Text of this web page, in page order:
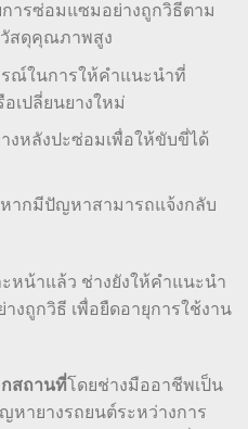
ารซ่อมแซมอย่างถูกวิธีตาม
สดุคุณภาพสูง
ณ์ในการให้คำแนะนำที่
เปลี่ยนยางใหม่
งหลังปะซ่อมเพื่อให้ขับขี่ได้
ากมีปัญหาสามารถแจ้งกลับ
หน้าแล้ว ช่างยังให้คำแนะนำ
งถูกวิธี เพื่อยืดอายุการใช้งาน
สถานที่โดยช่างมืออาชีพเป็น
หายางรถยนต์ระหว่างการ